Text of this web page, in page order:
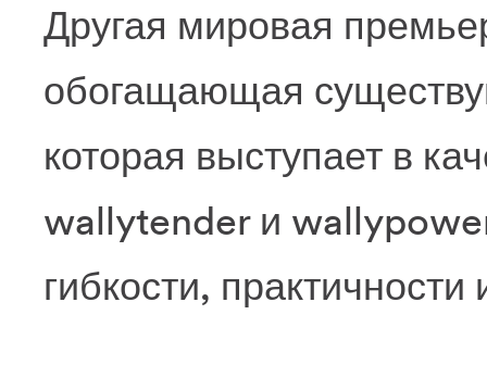
Другая мировая
обогащающая
которая выступает в
wallytender и
гибкости,